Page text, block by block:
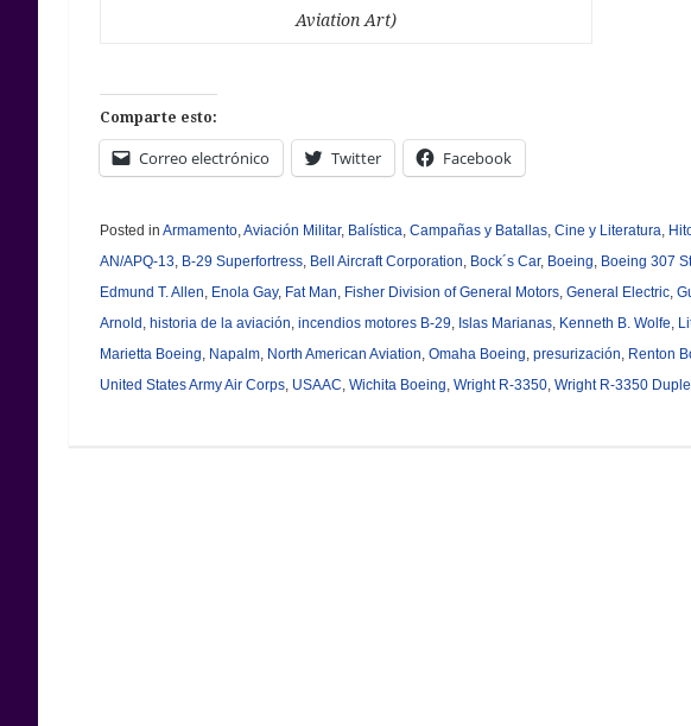
Aviation Art)
Comparte esto:
Correo electrónico Twitter Facebook
Posted in Armamento, Aviación Militar, Balística Campañas y Batallas, Cine y Literatura
AN/APQ-13 B-29 Superfortress, Bell Aircraft Corporation Bock´s Car, Boeing Boeing 307
Edmund T. Allen Enola Gay, Fat Man Fisher Division of General Motors, General Electric,
Arnold historia de la aviación incendios motores B-29 Islas Marianas, Kenneth B. Wolfe
Marietta Boeing Napalm, North American Aviation Omaha Boeing presurización Renton
United States Army Air Corps, USAAC Wichita Boeing Wright R-3350, Wright R-3350